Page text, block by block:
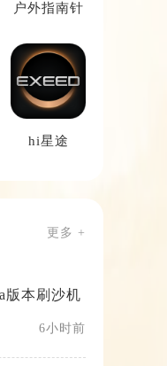
户外指南针
hi星途
更多 +
版本刷沙机
6小时前